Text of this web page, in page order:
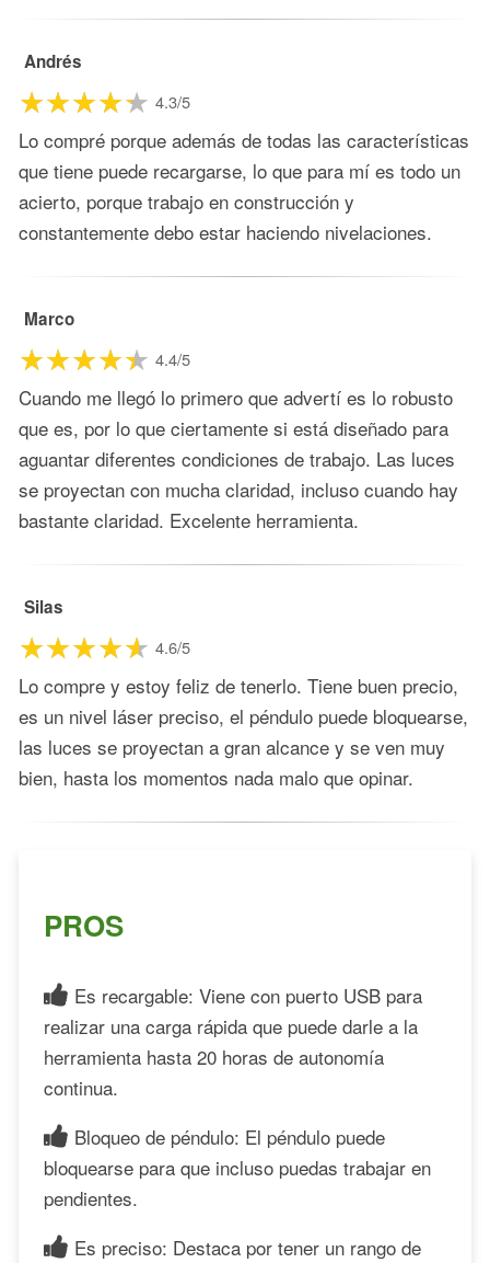
Andrés
4.3/5
Lo compré porque además de todas las características
que tiene puede recargarse, lo que para mí es todo un
acierto, porque trabajo en construcción y
constantemente debo estar haciendo nivelaciones.
Marco
4.4/5
Cuando me llegó lo primero que advertí es lo robusto
que es, por lo que ciertamente si está diseñado para
aguantar diferentes condiciones de trabajo. Las luces
se proyectan con mucha claridad, incluso cuando hay
bastante claridad. Excelente herramienta.
Silas
4.6/5
Lo compre y estoy feliz de tenerlo. Tiene buen precio,
es un nivel láser preciso, el péndulo puede bloquearse,
las luces se proyectan a gran alcance y se ven muy
bien, hasta los momentos nada malo que opinar.
PROS
Es recargable: Viene con puerto USB para
realizar una carga rápida que puede darle a la
herramienta hasta 20 horas de autonomía
continua.
Bloqueo de péndulo: El péndulo puede
bloquearse para que incluso puedas trabajar en
pendientes.
Es preciso: Destaca por tener un rango de